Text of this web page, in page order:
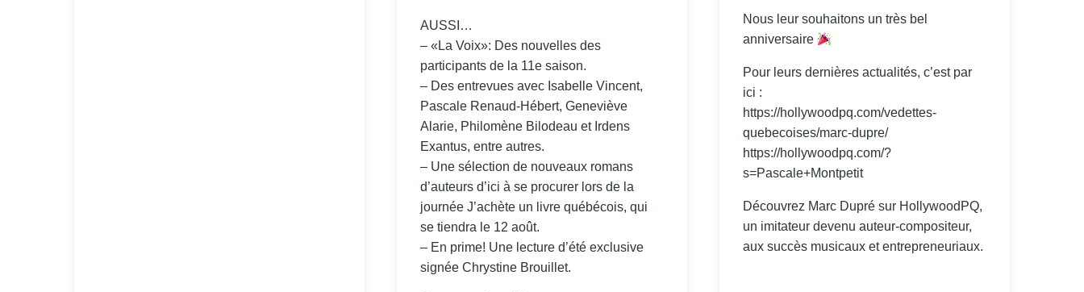
AUSSI…
– «La Voix»: Des nouvelles des
participants de la 11e saison.
– Des entrevues avec Isabelle Vincent,
Pascale Renaud-Hébert, Geneviève
Alarie, Philomène Bilodeau et Irdens
Exantus, entre autres.
– Une sélection de nouveaux romans
d’auteurs d’ici à se procurer lors de la
journée J’achète un livre québécois, qui
se tiendra le 12 août.
– En prime! Une lecture d’été exclusive
signée Chrystine Brouillet.
Nous leur souhaitons un très bel
anniversaire
Pour leurs dernières actualités, c’est par
ici :
https://hollywoodpq.com/vedettes-
quebecoises/marc-dupre/
https://hollywoodpq.com/?
s=Pascale+Montpetit
Découvrez Marc Dupré sur HollywoodPQ,
un imitateur devenu auteur-compositeur,
aux succès musicaux et entrepreneuriaux.